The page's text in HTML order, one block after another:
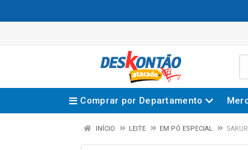
Comprar por Departamento
INÍCIO LEITE EM PÓ ESPECIAL